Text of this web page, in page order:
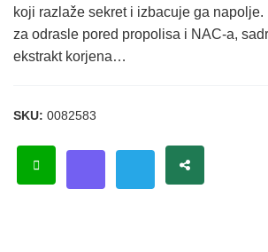
koji razlaže sekret i izbacuje ga
za odrasle pored propolisa i NAC-a,
ekstrakt korjena…
SKU: 0082583